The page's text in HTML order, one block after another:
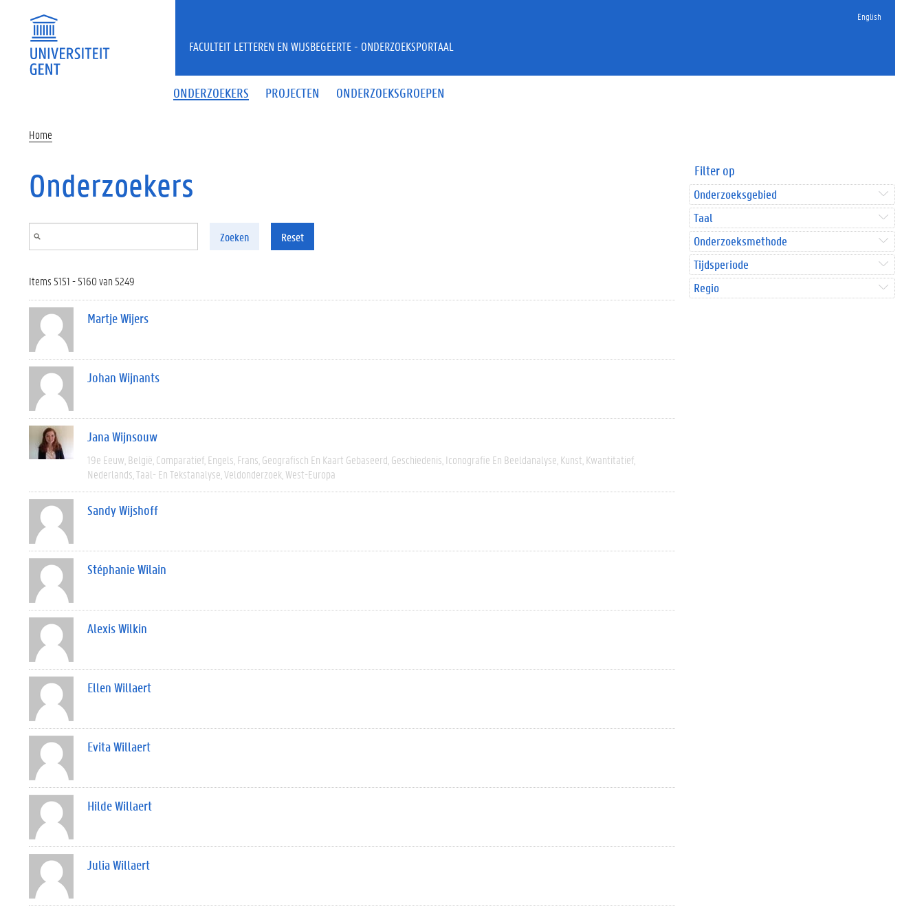
English
ONDERZOEKERS PROJECTEN ONDERZOEKSGROEPEN
FACULTEIT LETTEREN EN WIJSBEGEERTE - ONDERZOEKSPORTAAL
Home
Onderzoekers
Zoeken Reset
Items 5151 - 5160 van 5249
Martje Wijers
Johan Wijnants
Jana Wijnsouw
19e Eeuw België Comparatief Engels Frans Geografisch En Kaart Gebaseerd Geschiedenis Iconografie En Beeldanalyse Kunst Kwantitatief
Nederlands Taal- En Tekstanalyse Veldonderzoek West-Europa
Sandy Wijshoff
Stéphanie Wilain
Alexis Wilkin
Ellen Willaert
Evita Willaert
Hilde Willaert
Julia Willaert
Filter op
Onderzoeksgebied
Taal
Onderzoeksmethode
Tijdsperiode
Regio